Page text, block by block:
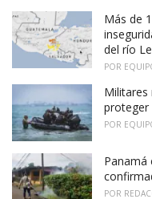
Más de
del río
POR
Militares
proteger
POR
Panamá
POR